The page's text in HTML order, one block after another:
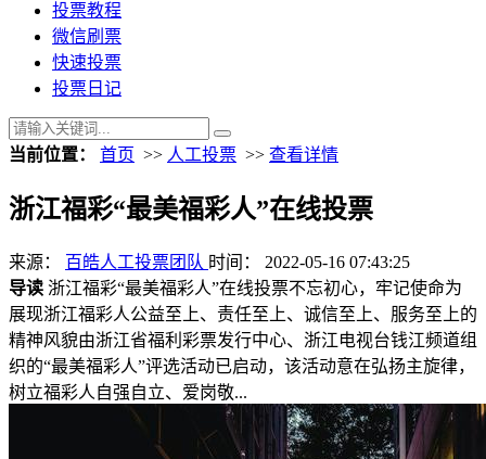
投票教程
微信刷票
快速投票
投票日记
当前位置： 首页 >> 人工投票 >> 查看详情
浙江福彩“最美福彩人”在线投票
来源： 百皓人工投票团队 时间： 2022-05-16 07:43:25
导读 浙江福彩“最美福彩人”在线投票不忘初心，牢记使命为
展现浙江福彩人公益至上、责任至上、诚信至上、服务至上的
精神风貌由浙江省福利彩票发行中心、浙江电视台钱江频道组
织的“最美福彩人”评选活动已启动，该活动意在弘扬主旋律，
树立福彩人自强自立、爱岗敬...